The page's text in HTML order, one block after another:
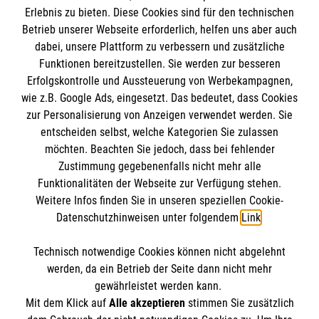
Malteser in Deutschland
Malteserorden
Malteser International
Malteser Intern
Sharepoint
MPG Ansprechpartner
Den Beauftragten für Medizinproduktesicherheit
im Malteser Rettungsdienst und den
Einsatzdiensten der Malteser können Sie unter
gmb_mpg@malteser.orgkontaktieren.
Spendenkonto
Empfänger: Malteser Hilfsdienst e.V.
Bank: Pax-Bank für Kirche und Caritas eG
IBAN: DE73370601201201209257
BIC: GENODED1PA7
So finden Sie uns
Hannoversche Straße 26
29221 Celle
Telefon: 05141 90540
Accordion 1
Erlebnis zu bieten. Diese Cookies sind für den technischen
Betrieb unserer Webseite erforderlich, helfen uns aber auch
dabei, unsere Plattform zu verbessern und zusätzliche
Funktionen bereitzustellen. Sie werden zur besseren
Erfolgskontrolle und Aussteuerung von Werbekampagnen,
wie z.B. Google Ads, eingesetzt. Das bedeutet, dass Cookies
zur Personalisierung von Anzeigen verwendet werden. Sie
entscheiden selbst, welche Kategorien Sie zulassen
möchten. Beachten Sie jedoch, dass bei fehlender
Zustimmung gegebenenfalls nicht mehr alle
Funktionalitäten der Webseite zur Verfügung stehen.
Weitere Infos finden Sie in unseren speziellen Cookie-
Datenschutzhinweisen unter folgendem Link.
Technisch notwendige Cookies können nicht abgelehnt
werden, da ein Betrieb der Seite dann nicht mehr
gewährleistet werden kann.
Mit dem Klick auf Alle akzeptierenstimmen Sie zusätzlich